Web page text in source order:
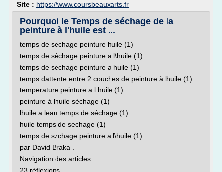
Site : https://www.coursbeauxarts.fr
Pourquoi le Temps de séchage de la
peinture à l'huile est ...
temps de sechage peinture huile (1)
temps de séchage peinture a l\huile (1)
temps de sechage peinture a huile (1)
temps dattente entre 2 couches de peinture à lhuile (1)
temperature peinture a l huile (1)
peinture à lhuile séchage (1)
lhuile a leau temps de séchage (1)
huile temps de sechage (1)
temps de szchage peinture a l\huile (1)
par David Braka .
Navigation des articles
23 réflexions...